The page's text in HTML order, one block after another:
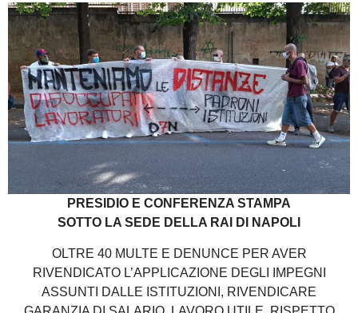
PRESIDIO E CONFERENZA STAMPA
SOTTO LA SEDE DELLA RAI DI NAPOLI
OLTRE 40 MULTE E DENUNCE PER AVER
RIVENDICATO L’APPLICAZIONE DEGLI IMPEGNI
ASSUNTI DALLE ISTITUZIONI, RIVENDICARE